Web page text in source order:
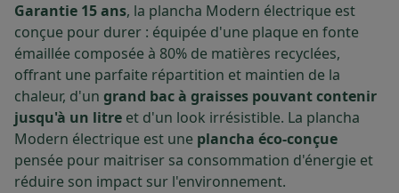
Garantie 15 ans, la plancha Modern électrique est
conçue pour durer : équipée d'une plaque en fonte
émaillée composée à 80% de matières recyclées,
offrant une parfaite répartition et maintien de la
chaleur, d'un grand bac à graisses pouvant contenir
jusqu'à un litre et d'un look irrésistible. La plancha
Modern électrique est une plancha éco-conçue
pensée pour maitriser sa consommation d'énergie et
réduire son impact sur l'environnement.